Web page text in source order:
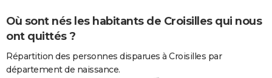
Où sont nés les habitants de Croisilles qui nous
ont quittés ?
Répartition des personnes disparues à Croisilles par
département de naissance.